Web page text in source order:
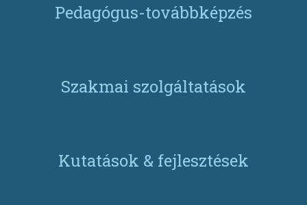
Pedagógus-továbbképzés
Szakmai szolgáltatások
Kutatások & fejlesztések